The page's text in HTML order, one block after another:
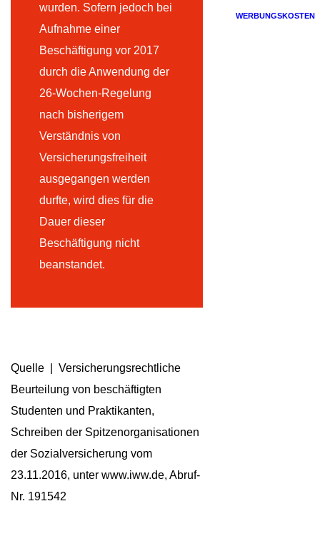
wurden. Sofern jedoch bei
Aufnahme einer
Beschäftigung vor 2017
durch die Anwendung der
26-Wochen-Regelung
nach bisherigem
Verständnis von
Versicherungsfreiheit
ausgegangen werden
durfte, wird dies für die
Dauer dieser
Beschäftigung nicht
beanstandet.
Quelle | Versicherungsrechtliche
Beurteilung von beschäftigten
Studenten und Praktikanten,
Schreiben der Spitzenorganisationen
der Sozialversicherung vom
23.11.2016, unter www.iww.de, Abruf-
Nr. 191542
WERBUNGSKOSTEN